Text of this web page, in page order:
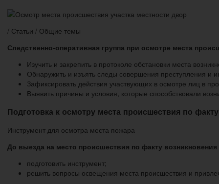
/ Статьи / Общие темы
Следственно-оперативная группа при осмотре места
Изучить и закрепить в протоколе обстановки места
Обнаружить и изъять следы совершения преступления и
Зафиксировать действия участвующих в осмотре лиц в
Выявить причины и условия, которые способствовали
Подготовка к осмотру места происшествия по
Инструмент для осмотра места пожара
До выезда на место происшествия по факту
подготовить инструмент;
решить вопросы освещения места происшествия и